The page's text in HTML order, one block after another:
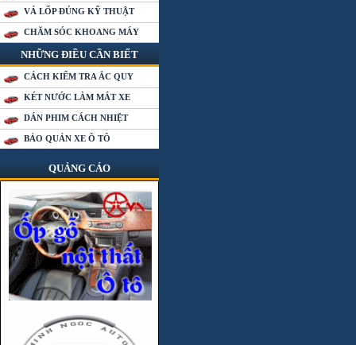
VÁ LỐP ĐÚNG KỸ THUẬT
CHĂM SÓC KHOANG MÁY
NHỮNG ĐIỀU CẦN BIẾT
CÁCH KIỂM TRA ẮC QUY
KÉT NƯỚC LÀM MÁT XE
DÁN PHIM CÁCH NHIỆT
BẢO QUẢN XE Ô TÔ
QUẢNG CÁO